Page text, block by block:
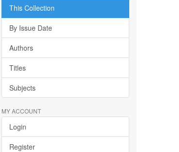
This Collection
By Issue Date
Authors
Titles
Subjects
MY ACCOUNT
Login
Register